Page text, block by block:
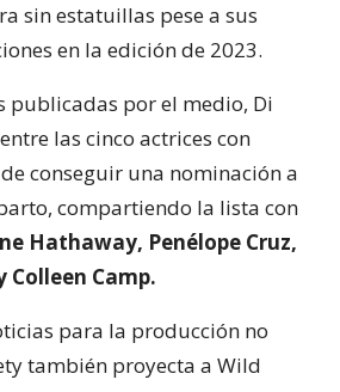
sin estatuillas pese a sus
en la edición de 2023.
publicadas por el medio, Di
las cinco actrices con
conseguir una nominación a
compartiendo la lista con
Hathaway, Penélope Cruz,
Colleen Camp.
para la producción no
también proyecta a Wild